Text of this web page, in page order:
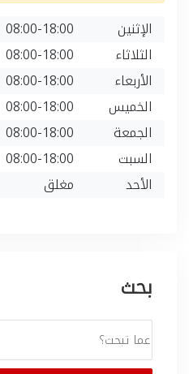
الإثنين
08:00-18:00
الثلاثاء
08:00-18:00
الأربعاء
08:00-18:00
الخميس
08:00-18:00
الجمعة
08:00-18:00
السبت
08:00-18:00
الأحد
مغلق
بحث